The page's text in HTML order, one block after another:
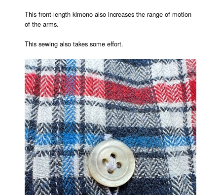
This front-length kimono also increases the range of motion
of the arms.
This sewing also takes some effort.